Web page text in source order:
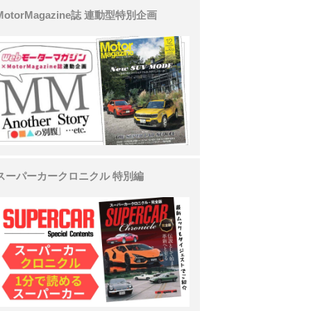
誌 連動型特別企画
ーパーカークロニクル 特別編